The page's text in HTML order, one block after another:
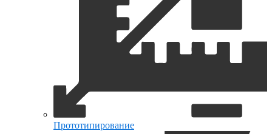
Прототипирование